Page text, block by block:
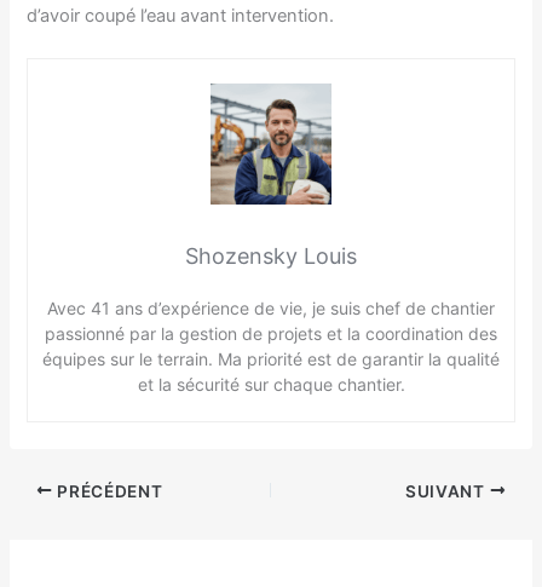
d’avoir coupé l’eau avant intervention.
Shozensky Louis
Avec 41 ans d’expérience de vie, je suis chef de chantier
passionné par la gestion de projets et la coordination des
équipes sur le terrain. Ma priorité est de garantir la qualité
et la sécurité sur chaque chantier.
PRÉCÉDENT SUIVANT